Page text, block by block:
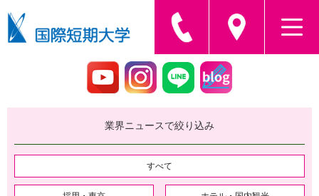
業界ニュースで絞り込み
すべて